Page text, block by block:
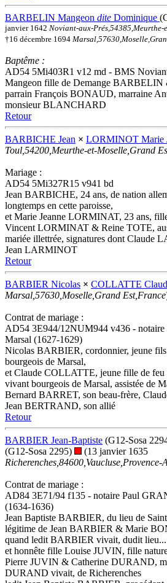
BARBELIN Mangeon dite Dominique
janvier 1642 Noviant-aux-
†16 décembre 1694
Baptême :
AD54 5Mi403R1 v12 md - BMS
Mangeon fille de Demange BARBELIN
parrain François BONAUD, marraine
monsieur BLANCHARD
Retour
BARBICHE Jean × LORMINOT Marie
Toul,54200,Meurthe-et-Moselle,Grand
Mariage :
AD54 5Mi327R15 v941 bd
Jean BARBICHE, 24 ans, de nation
longtemps en cette paroisse,
et Marie Jeanne LORMINAT, 23 ans,
Vincent LORMINAT & Reine TOTE,
mariée illettrée, signatures dont Claude
Jean LARMINOT
Retour
BARBIER Nicolas × COLLATTE
Marsal,57630,Moselle,Grand Est,France
Contrat de mariage :
AD54 3E944/12NUM944 v436 -
Marsal (1627-1629)
Nicolas BARBIER, cordonnier, jeune
bourgeois de Marsal,
et Claude COLLATTE, jeune fille de
vivant bourgeois de Marsal, assistée de
Bernard BARRET, son beau-frère,
Jean BERTRAND, son allié
Retour
BARBIER Jean-Baptiste (G12-Sosa
(G12-Sosa 2295)
(13 janvier 1635
Contrat de mariage :
AD84 3E71/94 f135 - notaire Paul
(1634-1636)
Jean Baptiste BARBIER, du lieu de
légitime de Jean BARBIER & Marie
quand ledit BARBIER vivait, dudit lieu...
et honnête fille Louise JUVIN, fille
Pierre JUVIN & Catherine DURAND,
DURAND vivait, de Richerenches